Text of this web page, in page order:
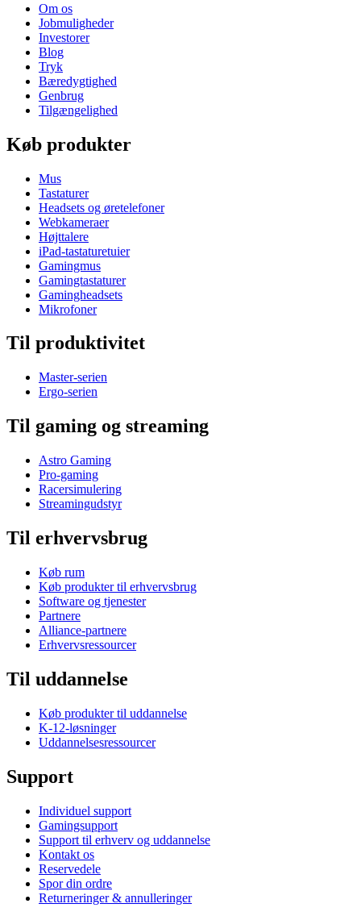
Om os
Jobmuligheder
Investorer
Blog
Tryk
Bæredygtighed
Genbrug
Tilgængelighed
Køb produkter
Mus
Tastaturer
Headsets og øretelefoner
Webkameraer
Højttalere
iPad-tastaturetuier
Gamingmus
Gamingtastaturer
Gamingheadsets
Mikrofoner
Til produktivitet
Master-serien
Ergo-serien
Til gaming og streaming
Astro Gaming
Pro-gaming
Racersimulering
Streamingudstyr
Til erhvervsbrug
Køb rum
Køb produkter til erhvervsbrug
Software og tjenester
Partnere
Alliance-partnere
Erhvervsressourcer
Til uddannelse
Køb produkter til uddannelse
K-12-løsninger
Uddannelsesressourcer
Support
Individuel support
Gamingsupport
Support til erhverv og uddannelse
Kontakt os
Reservedele
Spor din ordre
Returneringer & annulleringer